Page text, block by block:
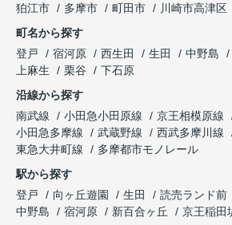
狛江市
多摩市 町田市 川崎市高津区
町名から探す
登戸
宿河原 西生田 生田 中野島
上麻生
栗谷
下石原
沿線から探す
南武線
小田急小田原線 京王相模原線
小田急多摩線
武蔵野線 西武多摩川線
東急大井町線
多摩都市モノレール
駅から探す
登戸
向ヶ丘遊園 生田 読売ランド前
中野島
宿河原 新百合ヶ丘 京王稲田